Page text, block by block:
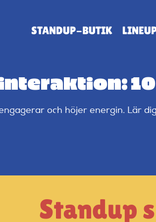
STANDUP-BUTIK
och höjer energin. Lär
Standup